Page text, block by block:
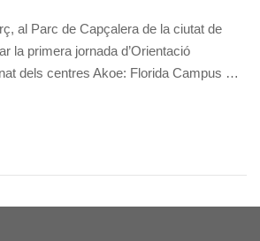
al Parc de Capçalera de la ciutat de
la primera jornada d’Orientació
dels centres Akoe: Florida Campus …